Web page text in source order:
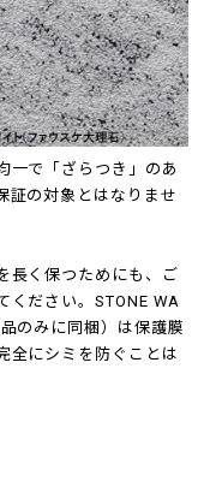
一で「ざらつき」のあ
の対象とはなりませ
長く保つためにも、ご
ください。STONE WA
のみに同梱）は保護膜
全にシミを防ぐことは